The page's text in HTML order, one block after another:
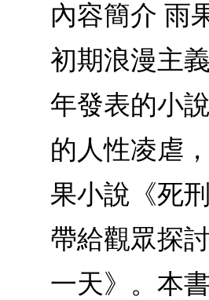
內容簡介 雨
初期浪漫主
年發表的小
的人性凌虐
果小說《死
帶給觀眾探
一天》。本